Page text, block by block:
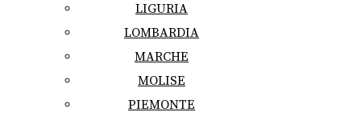
LIGURIA
LOMBARDIA
MARCHE
MOLISE
PIEMONTE